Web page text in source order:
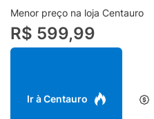
Menor preço na loja Centauro
R$ 599,99
Ir à Centauro